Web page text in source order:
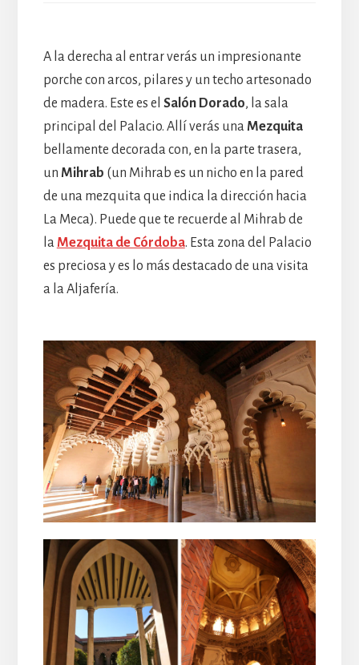
A la derecha al entrar verás un impresionante
porche con arcos, pilares y un techo artesonado
de madera. Este es el Salón Dorado, la sala
principal del Palacio. Allí verás unaMezquita
bellamente decorada con, en la parte trasera,
un Mihrab (un Mihrab es un nicho en la pared
de una mezquita que indica la dirección hacia
La Meca). Puede que te recuerde al Mihrab de
laMezquita de Córdoba. Esta zona del Palacio
es preciosa y es lo más destacado de una visita
a la Aljafería.